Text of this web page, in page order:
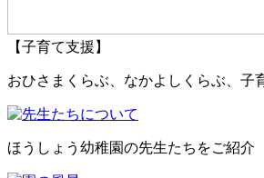
【子育て支援】
おひさまくらぶ、なかよしくらぶ、子
ほうしょう幼稚園の先生たちをご紹介